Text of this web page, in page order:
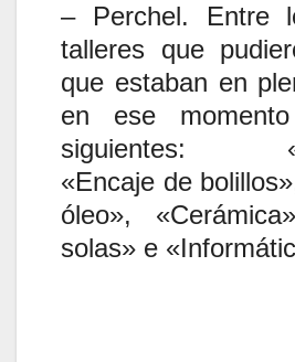
– Perchel. Entre
talleres que
que estaban en
en ese
siguientes:
«Encaje de
óleo»,
solas» e